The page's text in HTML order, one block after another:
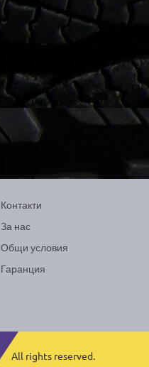
Контакти
За нас
Общи условия
Гаранция
All rights reserved.